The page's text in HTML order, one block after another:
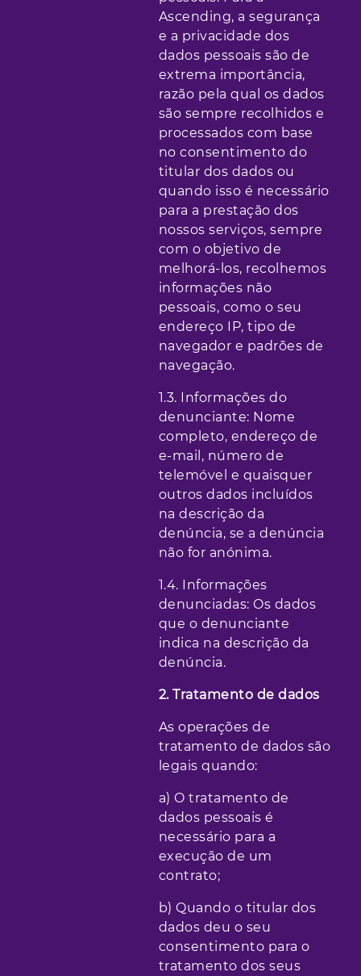
Ascending, a segurança
e a privacidade dos
dados pessoais são de
extrema importância,
razão pela qual os dados
são sempre recolhidos e
processados com base
no consentimento do
titular dos dados ou
quando isso é necessário
para a prestação dos
nossos serviços, sempre
com o objetivo de
melhorá-los, recolhemos
informações não
pessoais, como o seu
endereço IP, tipo de
navegador e padrões de
navegação.
1.3. Informações do
denunciante: Nome
completo, endereço de
e-mail, número de
telemóvel e quaisquer
outros dados incluídos
na descrição da
denúncia, se a denúncia
não for anónima.
1.4. Informações
denunciadas: Os dados
que o denunciante
indica na descrição da
denúncia.
2. Tratamento de dados
As operações de
tratamento de dados são
legais quando:
a) O tratamento de
dados pessoais é
necessário para a
execução de um
contrato;
b) Quando o titular dos
dados deu o seu
consentimento para o
tratamento dos seus